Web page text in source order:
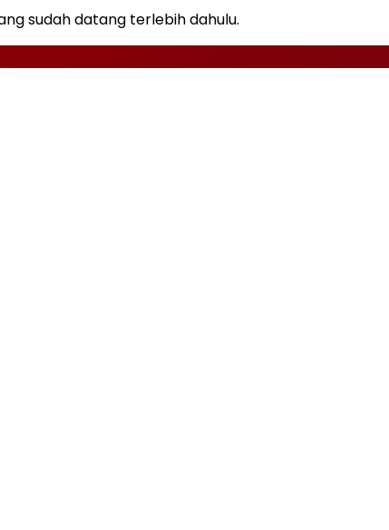
sudah datang terlebih dahulu.